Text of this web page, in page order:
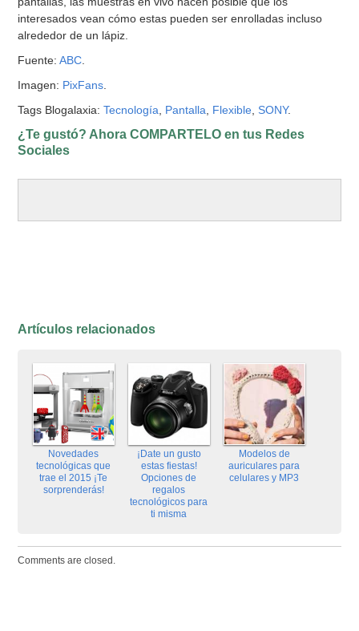
interesados vean cómo estas pueden ser enrolladas incluso
alrededor de un lápiz.
Fuente:ABC
Imagen: PixFans
Tags Blogalaxia:Tecnología Pantalla Flexible ,SONY.
¿Te gustó? Ahora COMPARTELO en tus Redes
Sociales
Artículos relacionados
Novedades
tecnológicas que
trae el 2015 ¡Te
sorprenderás!
¡Date un gusto
estas fiestas!
Opciones de
regalos
tecnológicos para
ti misma
Modelos de
auriculares para
celulares y MP3
Comments are closed.